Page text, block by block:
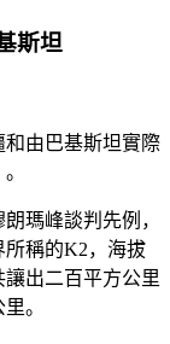
斯坦
和由巴基斯坦實際
瑪峰談判先例，
所稱的K2，海拔
出二百平方公里
。